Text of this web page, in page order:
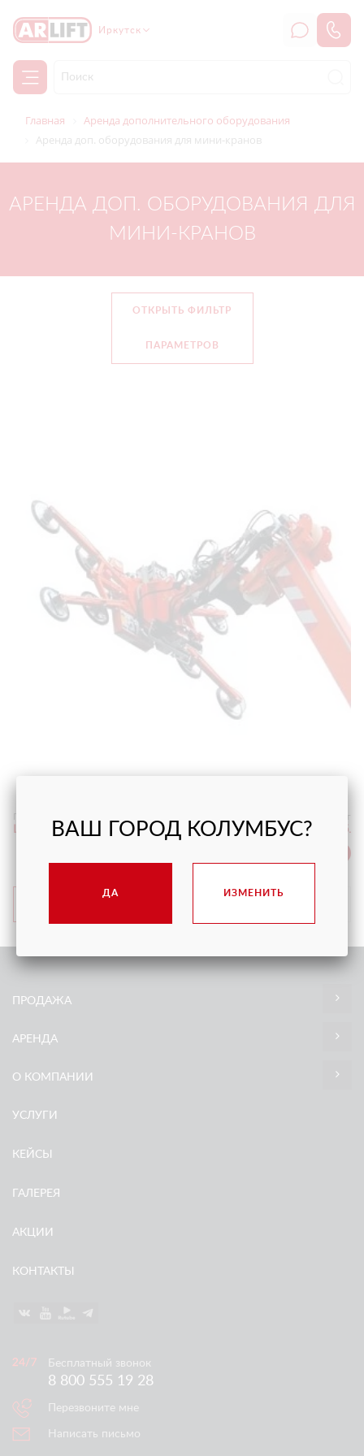
Иркутск
Главная
Аренда дополнительного оборудования
Аренда доп. оборудования для мини-кранов
АРЕНДА ДОП. ОБОРУДОВАНИЯ ДЛЯ
МИНИ-КРАНОВ
ОТКРЫТЬ ФИЛЬТР
ПАРАМЕТРОВ
Цена от 7 800 руб.
ПРОДАЖА
АРЕНДА
О КОМПАНИИ
УСЛУГИ
КЕЙСЫ
ГАЛЕРЕЯ
АКЦИИ
КОНТАКТЫ
Бесплатный звонок
8 800 555 19 28
Перезвоните мне
Написать письмо
ВАШ ГОРОД КОЛУМБУС?
ДА ИЗМЕНИТЬ